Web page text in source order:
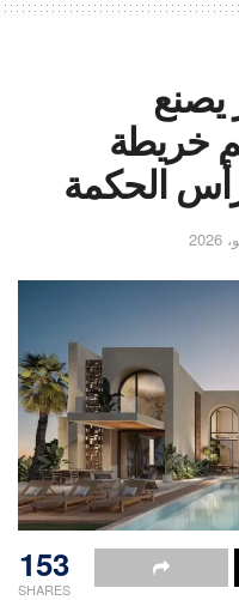
يصنع
خريطة
رأس الحكمة
153
SHARES